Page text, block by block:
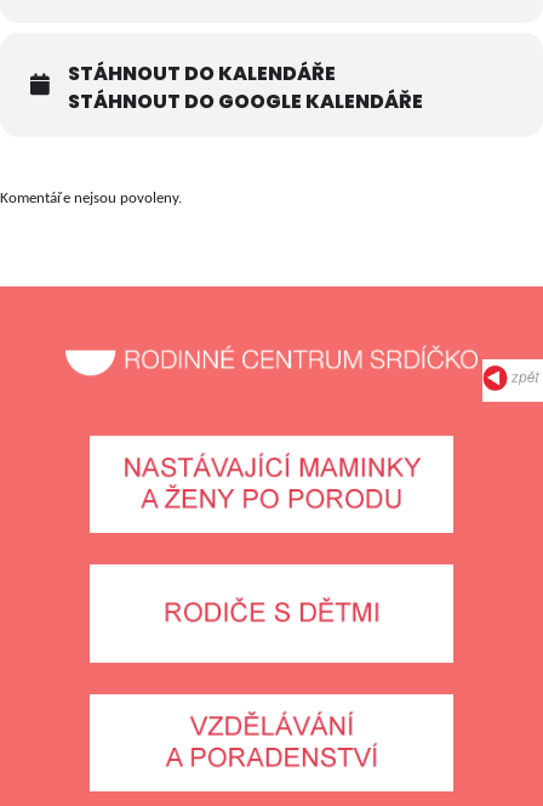
STÁHNOUT DO KALENDÁŘE
STÁHNOUT DO GOOGLE KALENDÁŘE
Komentáře nejsou povoleny.